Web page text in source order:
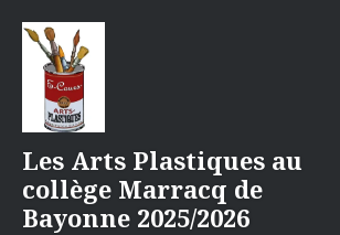
contenu
Les Arts Plastiques au
collège Marracq de
Bayonne 2025/2026